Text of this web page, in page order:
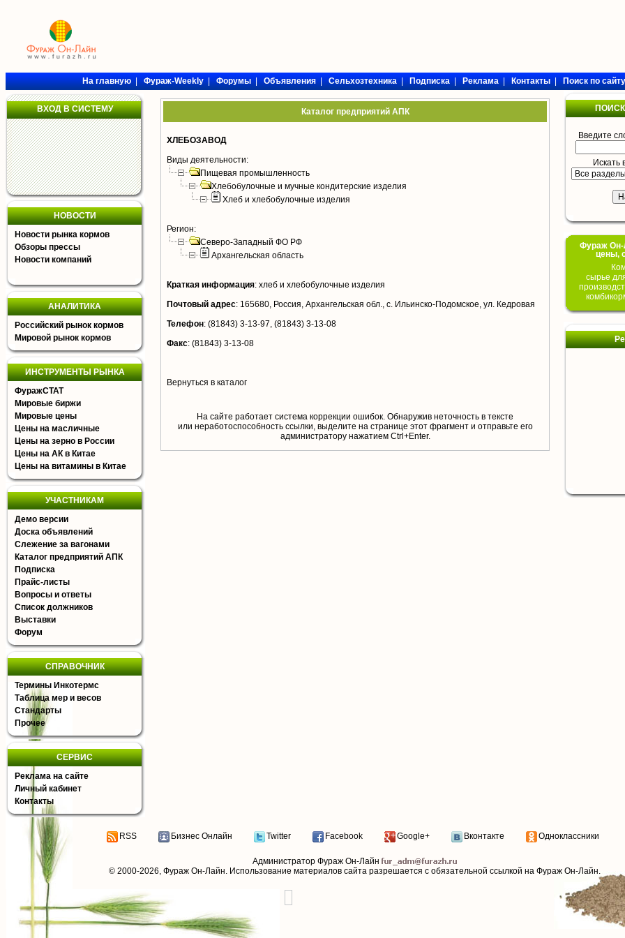
На главную|Фураж-Weekly|Форумы|Объявления|Сельхозтехника|Подписка|Реклама|Контакты|Поиск по сайту
ВХОД В СИСТЕМУ
НОВОСТИ
Новости рынка кормов
Обзоры прессы
Новости компаний
АНАЛИТИКА
Российский рынок кормов
Мировой рынок кормов
ИНСТРУМЕНТЫ РЫНКА
ФуражСТАТ
Мировые биржи
Мировые цены
Цены на масличные
Цены на зерно в России
Цены на АК в Китае
Цены на витамины в Китае
УЧАСТНИКАМ
Демо версии
Доска объявлений
Слежение за вагонами
Каталог предприятий АПК
Подписка
Прайс-листы
Вопросы и ответы
Список должников
Выставки
Форум
СПРАВОЧНИК
Термины Инкотермс
Таблица мер и весов
Стандарты
Прочее
СЕРВИС
Реклама на сайте
Личный кабинет
Контакты
Каталог предприятий АПК
ХЛЕБОЗАВОД
Виды деятельности:
Пищевая промышленность
Хлебобулочные и мучные кондитерские изделия
Хлеб и хлебобулочные изделия
Регион:
Северо-Западный ФО РФ
Архангельская область
Краткая информация: хлеб и хлебобулочные изделия
Почтовый адрес: 165680, Россия, Архангельская обл., с. Ильинско-Подомское, ул. Кедровая
Телефон: (81843) 3-13-97, (81843) 3-13-08
Факс: (81843) 3-13-08
Вернуться в каталог
На сайте работает система коррекции ошибок. Обнаружив неточность в тексте
или неработоспособность ссылки, выделите на странице этот фрагмент и отправьте его
aдминистратору нажатием Ctrl+Enter.
Введите
Искать
Фураж Он-
цены,
сырье
RSS Бизнес Онлайн Twitter Facebook Google+ Вконтакте Одноклассники
Администратор Фураж Он-Лайн
© 2000-2026, Фураж Он-Лайн. Использование материалов сайта разрешается с обязательной ссылкой на Фураж Он-Лайн.